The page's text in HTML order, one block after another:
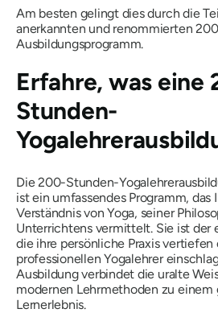
Am besten gelingt dies durch die
anerkannten und renommierten
Ausbildungsprogramm.
Erfahre, was eine
Stunden-
Die 200-Stunden-
ist ein umfassendes Programm, das
Verständnis von Yoga, seiner
Unterrichtens vermittelt. Sie ist der
die ihre persönliche Praxis vertiefen
professionellen Yogalehrer
Ausbildung verbindet die uralte
modernen Lehrmethoden zu einem
Lernerlebnis.